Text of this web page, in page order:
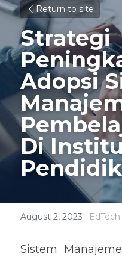
Return to site
Strategi
Adopsi
Di
August 2, 2023 · EdTech
Sistem